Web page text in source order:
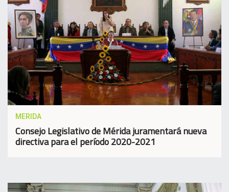
MERIDA
Consejo Legislativo de Mérida juramentará nueva
directiva para el período 2020-2021